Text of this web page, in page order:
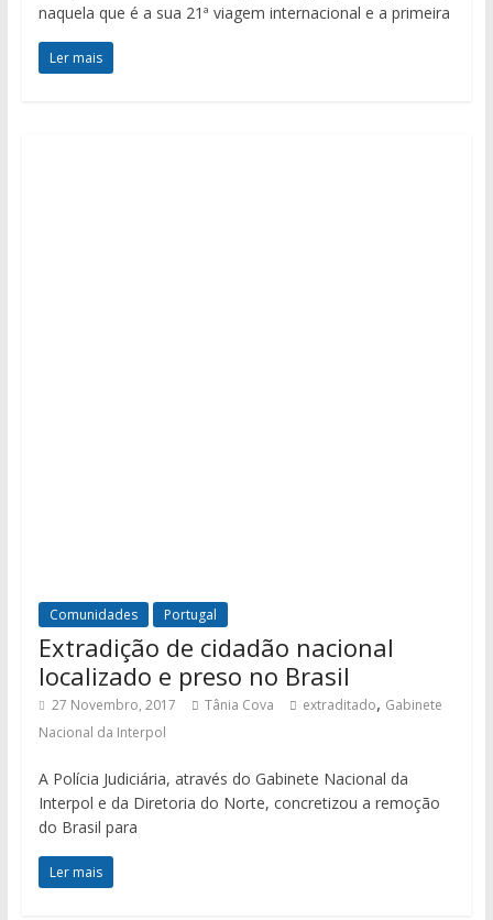
naquela que é a sua 21ª viagem internacional e a primeira
Ler mais
Comunidades Portugal
Extradição de cidadão nacional
localizado e preso no Brasil
27 Novembro, 2017 Tânia Cova extraditado, Gabinete
Nacional da Interpol
A Polícia Judiciária, através do Gabinete Nacional da
Interpol e da Diretoria do Norte, concretizou a remoção
do Brasil para
Ler mais